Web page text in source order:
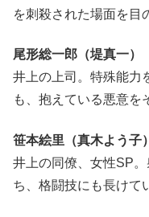
を刺殺された場面を目
尾形総一郎（堤真一）
井上の上司。特殊能力
も、抱えている悪意を
笹本絵里（真木よう子）
井上の同僚、女性SP
ち、格闘技にも長けて